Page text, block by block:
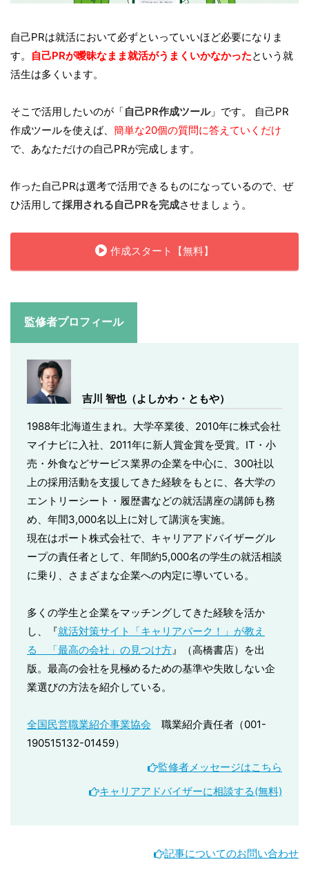
自己PRは就活において必ずといっていいほど必要になりま
す。
自己PRが曖昧なまま就活がうまくいかなかったという就
活生は多くいます。
そこで活用したいのが「自己PR作成ツール」です。 自己PR
作成ツールを使えば、 簡単な20個の質問に答えていくだけ
で、あなただけの自己PRが完成します。
作った自己PRは選考で活用できるものになっているので、ぜ
ひ活用して採用される自己PRを完成させましょう。
作成スタート【無料】
監修者プロフィール
吉川 智也（よしかわ・ともや）
1988年北海道生まれ。大学卒業後、2010年に株式会社
マイナビに入社、2011年に新人賞金賞を受賞。IT・小
売・外食などサービス業界の企業を中心に、300社以
上の採用活動を支援してきた経験をもとに、各大学の
エントリーシート・履歴書などの就活講座の講師も務
め、年間3,000名以上に対して講演を実施。
現在はポート株式会社で、キャリアアドバイザーグル
ープの責任者として、年間約5,000名の学生の就活相談
に乗り、さまざまな企業への内定に導いている。
多くの学生と企業をマッチングしてきた経験を活か
し、『就活対策サイト「キャリアパーク！」が教え
る 「最高の会社」の見つけ方』（高橋書店）を出
版。最高の会社を見極めるための基準や失敗しない企
業選びの方法を紹介している。
全国民営職業紹介事業協会 職業紹介責任者（001-
190515132-01459）
監修者メッセージはこちら
キャリアアドバイザーに相談する(無料)
記事についてのお問い合わせ